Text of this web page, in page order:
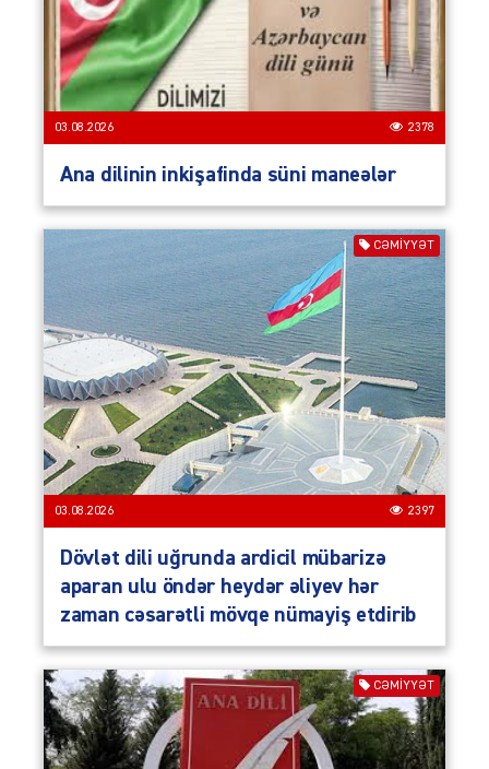
03.08.2026 2378
Ana dilinin inkişafinda süni maneələr
CƏMIYYƏT
03.08.2026 2397
Dövlət dili uğrunda ardicil mübarizə
aparan ulu öndər heydər əliyev hər
zaman cəsarətli mövqe nümayiş etdirib
CƏMIYYƏT